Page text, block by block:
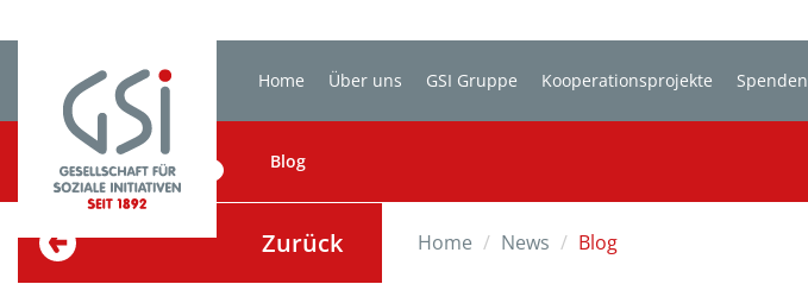
Home Über uns GSI Gruppe Kooperationsprojekte Spenden
Blog
BLOG
Zurück Home News Blog